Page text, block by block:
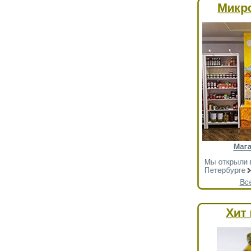
Мы открыли
Петербурге
Хит